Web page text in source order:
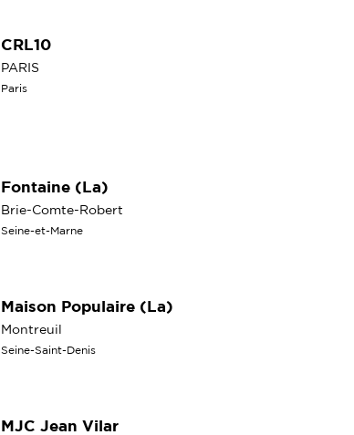
CRL10
PARIS
Paris
Fontaine (La)
Brie-Comte-Robert
Seine-et-Marne
Maison Populaire (La)
Montreuil
Seine-Saint-Denis
MJC Jean Vilar